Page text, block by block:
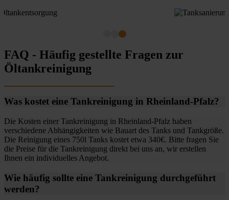
FAQ - Häufig gestellte Fragen zur
Öltankreinigung
Was kostet eine Tankreinigung in Rheinland-Pfalz?
Die Kosten einer Tankreinigung in Rheinland-Pfalz haben
verschiedene Abhängigkeiten wie Bauart des Tanks und Tankgröße.
Die Reinigung eines 750l Tanks kostet etwa 340€. Bitte fragen Sie
die Preise für die Tankreinigung direkt bei uns an, wir erstellen
Ihnen ein individuelles Angebot.
Wie häufig sollte eine Tankreinigung durchgeführt
werden?